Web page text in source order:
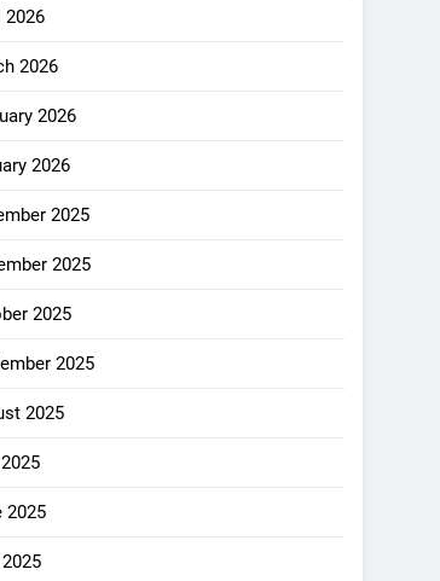
2026
2026
2026
2026
2025
2025
2025
2025
2025
2025